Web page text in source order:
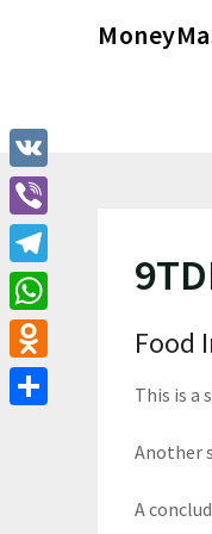
Food
This is a
Another
A
VK
Viber
Telegram
WhatsApp
Odnoklassniki